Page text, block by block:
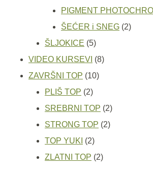
PIGMENT
ŠEĆER i SNEG 22
ŠLJOKICE 55
proizvoda
VIDEO KURSEVI 88
ZAVRŠNI TOP 1010
PLIŠ TOP 22
proizvoda
SREBRNI TOP 22
proizvoda
STRONG TOP 22
TOP YUKI 22
proizvoda
ZLATNI TOP 22